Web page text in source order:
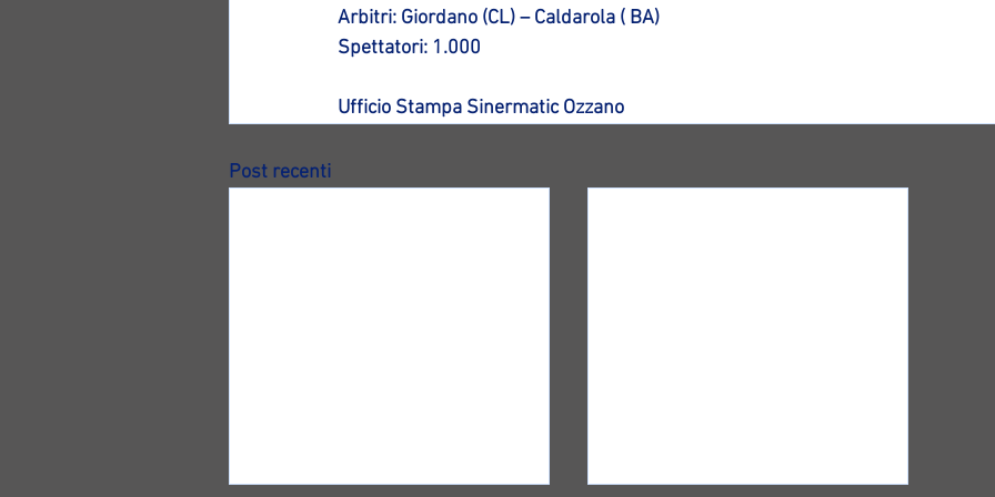
Arbitri: Giordano (CL) – Caldarola ( BA)
Spettatori: 1.000
Ufficio Stampa Sinermatic Ozzano
Post recenti